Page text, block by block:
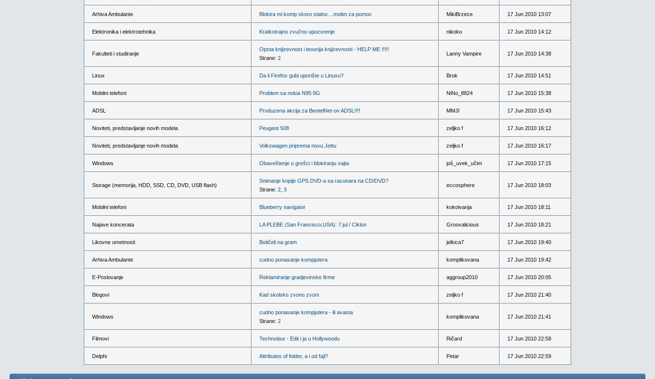
Arhiva Ambulante Blokira mi komp skoro stalno....molim za pomoc MikiBrzece 17 Jun 2010 13:07
Elektronika i elektrotehnika Kratkotrajno zvučno upozorenje nikoko 17 Jun 2010 14:12
Fakulteti i studiranje
Opsta knjizevnost i teoorija knjizevnosti - HELP ME !!!!!
Strane: 2
Lanny Vampire 17 Jun 2010 14:38
Linux Da li Firefox gubi uporište u Linuxu? Brok 17 Jun 2010 14:51
Mobilni telefoni Problem sa nokia N95 8G NiNo_8824 17 Jun 2010 15:38
ADSL Produzena akcija za BeotelNet-ov ADSL!!!! MMJI 17 Jun 2010 15:43
Noviteti, predstavljanje novih modela Peugeot 508 zeljko f 17 Jun 2010 16:12
Noviteti, predstavljanje novih modela Volkswagen priprema novu Jettu zeljko f 17 Jun 2010 16:17
Windows Obaveštenje o grešci i blokiranju sajta još_uvek_učim 17 Jun 2010 17:15
Storage (memorija, HDD, SSD, CD, DVD, USB flash)
Snimanje kopije GPS DVD-a sa racunara na CD/DVD?
Strane: 2 3
eccosphere 17 Jun 2010 18:03
Mobilni telefoni Blueberry navigator kokoivanja 17 Jun 2010 18:11
Najave koncerata LA PLEBE (San Francisco,USA): 7.jul / Ciklon Groovalicious 17 Jun 2010 18:21
Likovne umetnosti Botičeli na gram jelkica7 17 Jun 2010 19:40
Arhiva Ambulante cudno ponasanje kompjutera komplikovana 17 Jun 2010 19:42
E-Poslovanje Reklamiranje gradjevinske firme aggroup2010 17 Jun 2010 20:05
Blogovi Kad skolsko zvono zvoni zeljko f 17 Jun 2010 21:40
Windows
cudno ponasanje kompjutera - ili avasta
Strane: 2
komplikovana 17 Jun 2010 21:41
Filmovi Technotise - Edit i ja u Hollywoodu Ričard 17 Jun 2010 22:58
Delphi Attributes of folder, a i od fajl? Petar 17 Jun 2010 22:59